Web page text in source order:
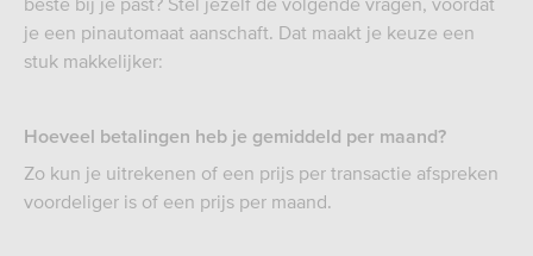
je een pinautomaat aanschaft. Dat maakt je keuze een
stuk makkelijker:
Hoeveel betalingen heb je gemiddeld per maand?
Zo kun je uitrekenen of een prijs per transactie afspreken
voordeliger is of een prijs per maand.